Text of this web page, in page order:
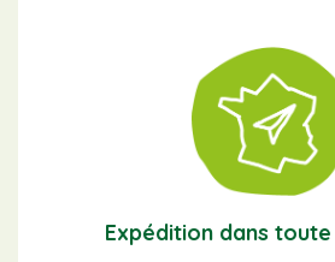
Expédition dans